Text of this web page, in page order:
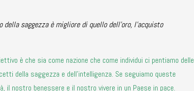
saggezza è migliore di quello dell’oro, l’acquisto
è che sia come nazione che come individui ci pentiamo delle
della saggezza e dell’intelligenza. Se seguiamo queste
nostro benessere e il nostro vivere in un Paese in pace.